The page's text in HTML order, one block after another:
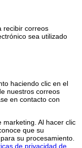
recibir correos
sea utilizado
haciendo clic en el
nuestros correos
en contacto con
marketing. Al hacer clic
que su
su procesamiento.
de privacidad de